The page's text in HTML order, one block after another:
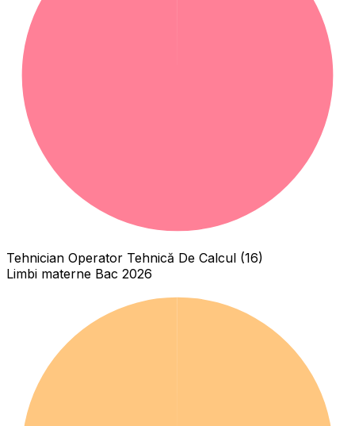
Tehnician Operator Tehnică De Calcul (16)
Limbi materne Bac 2026